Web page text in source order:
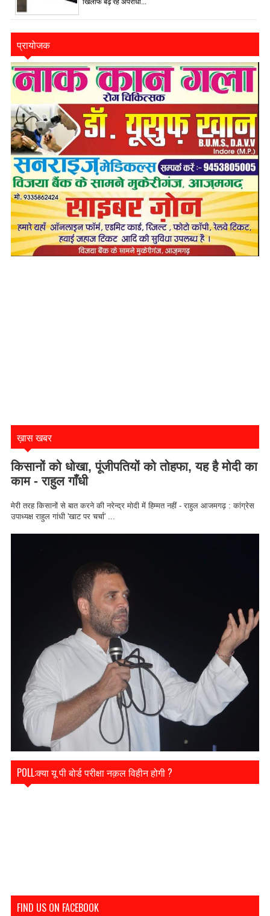
खिलाफ बढ़ रहे अपराधो...
प्रायोजक
ख़ास खबर
किसानों को धोखा, पूंजीपतियों को तोहफा, यह है मोदी का
काम - राहुल गाँधी
मेरी तरह किसानों से बात करने की नरेन्द्र मोदी में हिम्मत नहीं - राहुल आजमगढ़ : कांग्रेस
उपाध्यक्ष राहुल गांधी 'खाट पर चर्चा' ...
POLL:क्या यू पी बोर्ड परीक्षा नक़ल विहीन होगी ?
FIND US ON FACEBOOK